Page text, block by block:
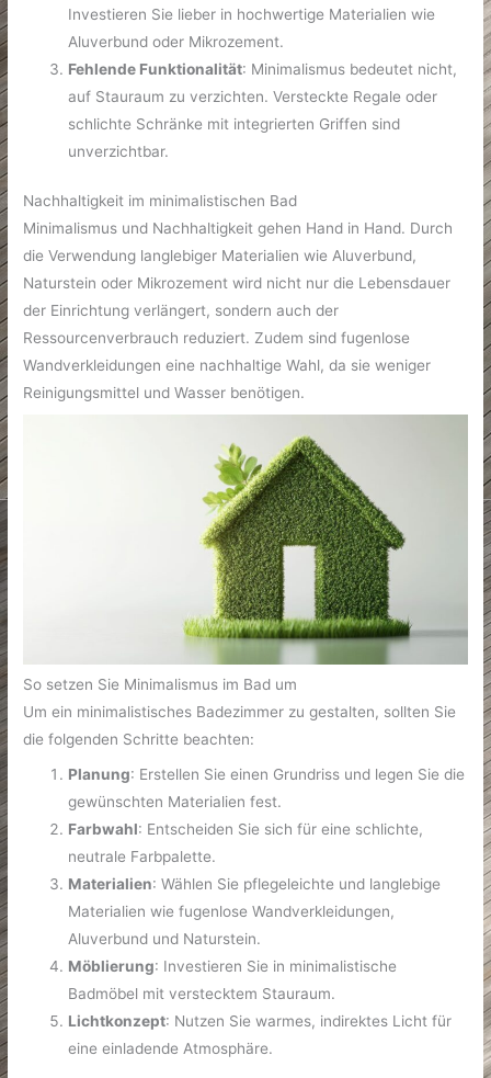
Investieren Sie lieber in hochwertige Materialien wie
Aluverbund oder Mikrozement.
Fehlende Funktionalität: Minimalismus bedeutet nicht,
auf Stauraum zu verzichten. Versteckte Regale oder
schlichte Schränke mit integrierten Griffen sind
unverzichtbar.
Nachhaltigkeit im minimalistischen Bad
Minimalismus und Nachhaltigkeit gehen Hand in Hand. Durch
die Verwendung langlebiger Materialien wie Aluverbund,
Naturstein oder Mikrozement wird nicht nur die Lebensdauer
der Einrichtung verlängert, sondern auch der
Ressourcenverbrauch reduziert. Zudem sind fugenlose
Wandverkleidungen eine nachhaltige Wahl, da sie weniger
Reinigungsmittel und Wasser benötigen.
So setzen Sie Minimalismus im Bad um
Um ein minimalistisches Badezimmer zu gestalten, sollten Sie
die folgenden Schritte beachten:
Planung: Erstellen Sie einen Grundriss und legen Sie die
gewünschten Materialien fest.
Farbwahl: Entscheiden Sie sich für eine schlichte,
neutrale Farbpalette.
Materialien: Wählen Sie pflegeleichte und langlebige
Materialien wie fugenlose Wandverkleidungen,
Aluverbund und Naturstein.
Möblierung: Investieren Sie in minimalistische
Badmöbel mit verstecktem Stauraum.
Lichtkonzept: Nutzen Sie warmes, indirektes Licht für
eine einladende Atmosphäre.